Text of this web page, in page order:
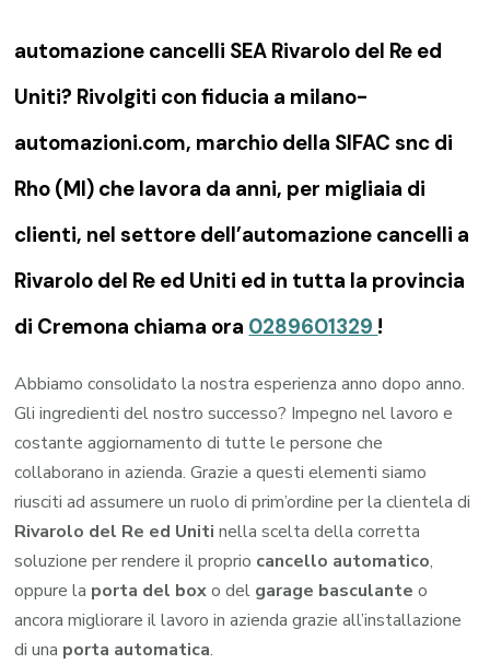
automazione cancelli SEA Rivarolo del Re ed
Uniti? Rivolgiti con fiducia a milano-
automazioni.com, marchio della SIFAC snc di
Rho (MI) che lavora da anni, per migliaia di
clienti, nel settore dell’automazione cancelli a
Rivarolo del Re ed Uniti ed in tutta la provincia
di Cremona chiama ora 0289601329 !
Abbiamo consolidato la nostra esperienza anno dopo anno.
Gli ingredienti del nostro successo? Impegno nel lavoro e
costante aggiornamento di tutte le persone che
collaborano in azienda. Grazie a questi elementi siamo
riusciti ad assumere un ruolo di prim’ordine per la clientela di
Rivarolo del Re ed Uniti nella scelta della corretta
soluzione per rendere il proprio cancello automatico,
oppure la porta del boxo del garage basculante o
ancora migliorare il lavoro in azienda grazie all’installazione
di una porta automatica.